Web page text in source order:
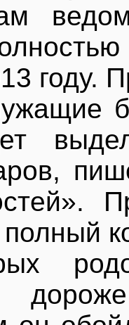
году.
полный